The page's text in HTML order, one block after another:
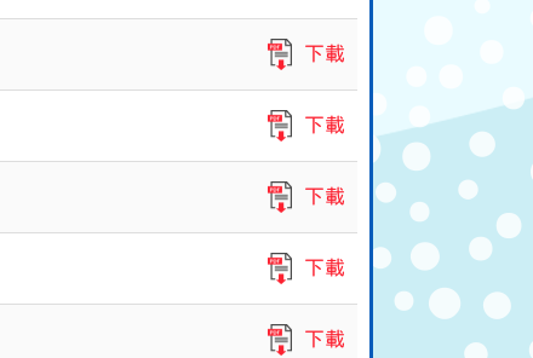
下載
下載
下載
下載
下載